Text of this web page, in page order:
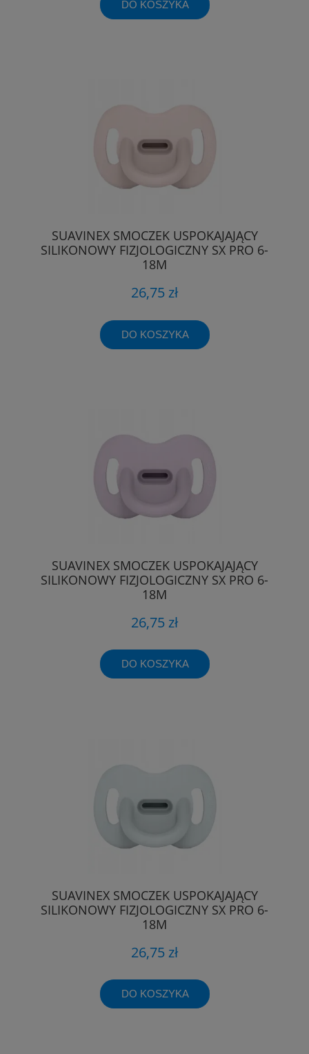
DO KOSZYKA
SUAVINEX SMOCZEK USPOKAJAJĄCY
SILIKONOWY FIZJOLOGICZNY SX PRO 6-
18M
26,75 zł
DO KOSZYKA
SUAVINEX SMOCZEK USPOKAJAJĄCY
SILIKONOWY FIZJOLOGICZNY SX PRO 6-
18M
26,75 zł
DO KOSZYKA
SUAVINEX SMOCZEK USPOKAJAJĄCY
SILIKONOWY FIZJOLOGICZNY SX PRO 6-
18M
26,75 zł
DO KOSZYKA